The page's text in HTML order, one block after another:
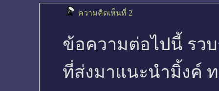
ความคิดเห็นที่ 2
ข้อความต่อไปนี้ รว
ที่ส่งมาแนะนำมิ้งค์